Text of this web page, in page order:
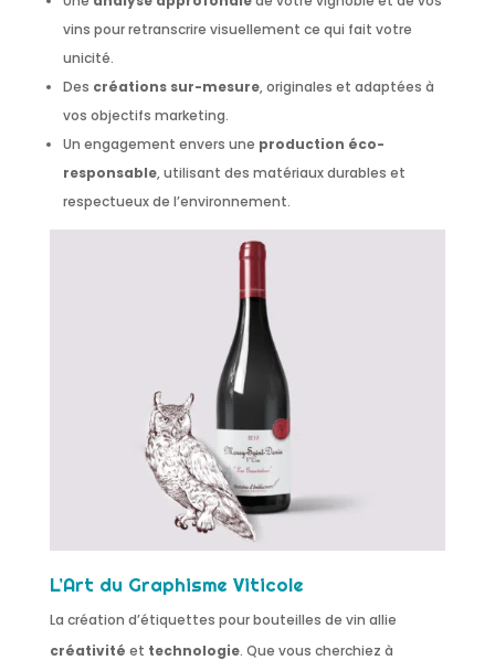
vins pour retranscrire visuellement ce qui fait votre
unicité.
Des créations sur-mesure, originales et adaptées à
vos objectifs marketing.
Un engagement envers une production éco-
responsable, utilisant des matériaux durables et
respectueux de l’environnement.
L’Art du Graphisme Viticole
La création d’étiquettes pour bouteilles de vin allie
créativité et technologie. Que vous cherchiez à